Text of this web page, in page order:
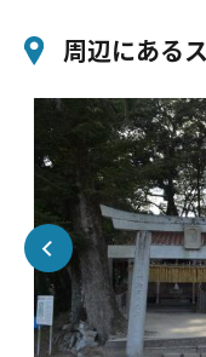
周辺にある